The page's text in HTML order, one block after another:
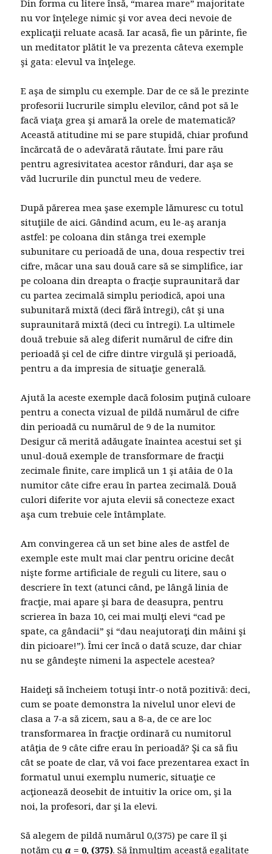
Din forma cu litere însă, “marea mare” majoritate
nu vor înţelege nimic şi vor avea deci nevoie de
explicaţii reluate acasă. Iar acasă, fie un părinte, fie
un meditator plătit le va prezenta câteva exemple
şi gata: elevul va înţelege.
E aşa de simplu cu exemple. Dar de ce să le prezinte
profesorii lucrurile simplu elevilor, când pot să le
facă viaţa grea şi amară la orele de matematică?
Această atitudine mi se pare stupidă, chiar profund
încărcată de o adevărată răutate. Îmi pare rău
pentru agresivitatea acestor rânduri, dar aşa se
văd lucrurile din punctul meu de vedere.
După părerea mea şase exemple lămuresc cu totul
situţiile de aici. Gândind acum, eu le-aş aranja
astfel: pe coloana din stânga trei exemple
subunitare cu perioadă de una, doua respectiv trei
cifre, măcar una sau două care să se simplifice, iar
pe coloana din dreapta o fracţie supraunitară dar
cu partea zecimală simplu periodică, apoi una
subunitară mixtă (deci fără întregi), cât şi una
supraunitară mixtă (deci cu întregi). La ultimele
două trebuie să aleg diferit numărul de cifre din
perioadă şi cel de cifre dintre virgulă şi perioadă,
pentru a da impresia de situaţie generală.
Ajută la aceste exemple dacă folosim puţină culoare
pentru a conecta vizual de pildă numărul de cifre
din perioadă cu numărul de 9 de la numitor.
Desigur că merită adăugate înaintea acestui set şi
unul-două exemple de transformare de fracţii
zecimale finite, care implică un 1 şi atâia de 0 la
numitor câte cifre erau în partea zecimală. Două
culori diferite vor ajuta elevii să conecteze exact
aşa cum trebuie cele întâmplate.
Am convingerea că un set bine ales de astfel de
exemple este mult mai clar pentru oricine decât
nişte forme artificiale de reguli cu litere, sau o
descriere în text (atunci când, pe lângă linia de
fracţie, mai apare şi bara de deasupra, pentru
scrierea în baza 10, cei mai mulţi elevi “cad pe
spate, ca gândacii” şi “dau neajutoraţi din mâini şi
din picioare!”). Îmi cer încă o dată scuze, dar chiar
nu se gândeşte nimeni la aspectele acestea?
Haideţi să încheiem totuşi într-o notă pozitivă: deci,
cum se poate demonstra la nivelul unor elevi de
clasa a 7-a să zicem, sau a 8-a, de ce are loc
transformarea în fracţie ordinară cu numitorul
atâţia de 9 câte cifre erau în perioadă? Şi ca să fiu
cât se poate de clar, vă voi face prezentarea exact în
formatul unui exemplu numeric, situaţie ce
acţionează deosebit de intuitiv la orice om, şi la
noi, la profesori, dar şi la elevi.
Să alegem de pildă numărul 0,(375) pe care îl şi
notăm cua = 0, (375). Să înmulţim această egalitate